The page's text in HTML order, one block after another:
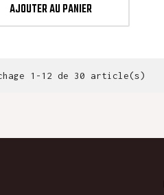
AJOUTER AU PANIER
1-12 de 30 article(s)